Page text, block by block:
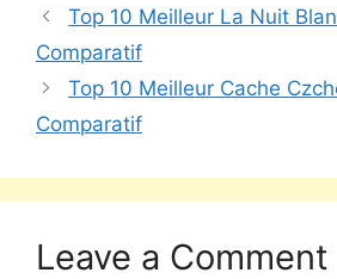
Top 10 Meilleur La Nuit
Comparatif
Top 10 Meilleur Cache
Comparatif
Leave a Comment